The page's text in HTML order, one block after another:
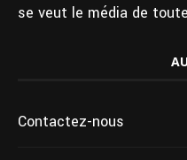
se veut le média de
Contactez-nous